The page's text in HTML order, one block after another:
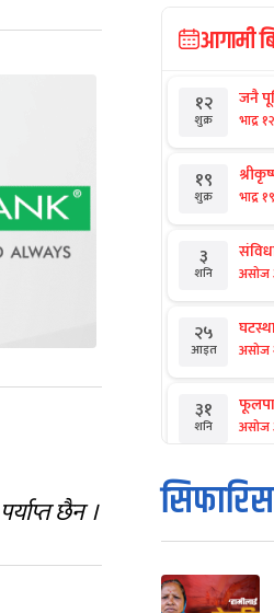
छैन ।
आगामी
१२
शुक्र
जनै
भाद्र
१९
शुक्र भाद्र
३
शनि असोज
२५
आइत असोज
३१
शनि असोज
१
आइत
मंगल
सिफारिस